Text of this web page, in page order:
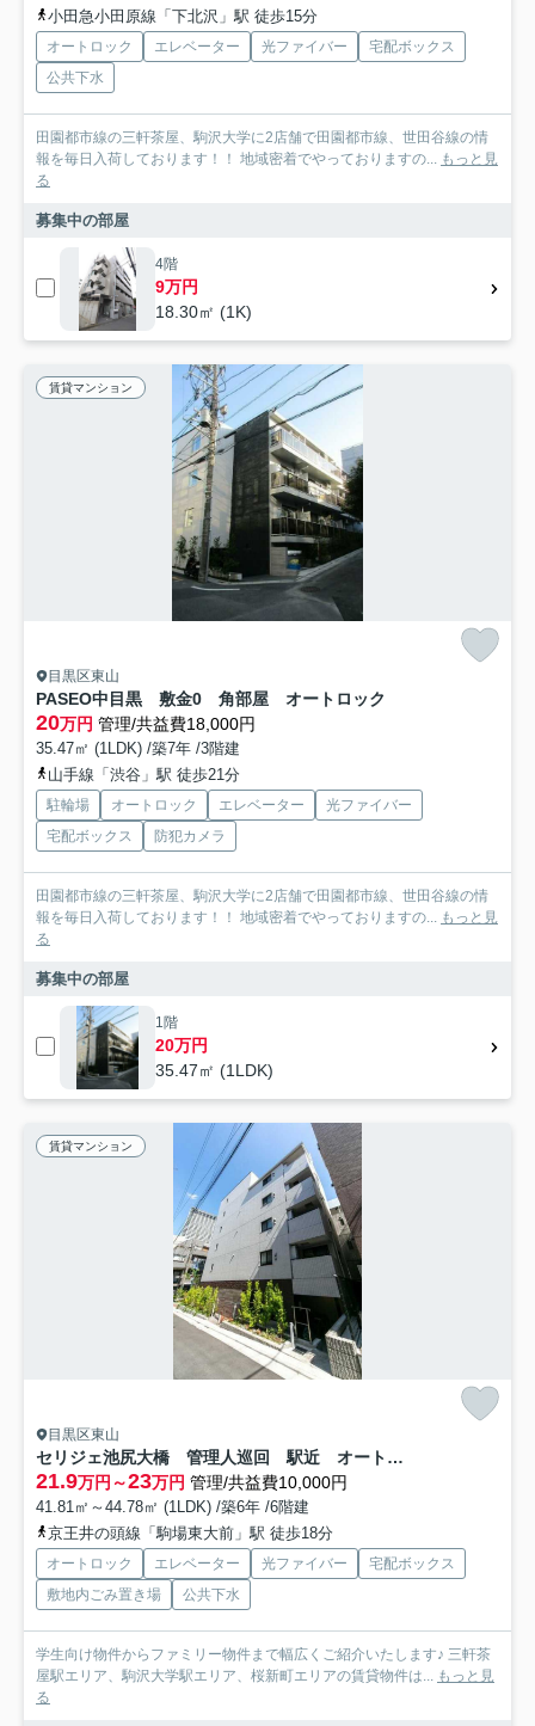
小田急小田原線「下北沢」駅 徒歩15分
オートロック エレベーター 光ファイバー
宅配ボックス
公共下水
田園都市線の三軒茶屋、駒沢大学に2店舗で田園都市線、世田谷線の情
報を毎日入荷しております！！ 地域密着でやっておりますの...
もっと見
る
募集中の部屋
4階
9万円
18.30㎡ (1K)
賃貸マンション
目黒区東山
PASEO中目黒 敷金0 角部屋 オートロック
20万円 管理/共益費18,000円
35.47㎡ (1LDK) /築7年 /3階建
山手線「渋谷」駅 徒歩21分
駐輪場 オートロック エレベーター
光ファイバー
宅配ボックス
防犯カメラ
田園都市線の三軒茶屋、駒沢大学に2店舗で田園都市線、世田谷線の情
報を毎日入荷しております！！ 地域密着でやっておりますの...
もっと見
る
募集中の部屋
1階
20万円
35.47㎡ (1LDK)
賃貸マンション
目黒区東山
セリジェ池尻大橋 管理人巡回 駅近 オートロック
21.9万円～23万円 管理/共益費10,000円
41.81㎡～44.78㎡ (1LDK) /築6年 /6階建
京王井の頭線「駒場東大前」駅 徒歩18分
オートロック エレベーター 光ファイバー
宅配ボックス
敷地内ごみ置き場
公共下水
学生向け物件からファミリー物件まで幅広くご紹介いたします♪ 三軒茶
屋駅エリア、駒沢大学駅エリア、桜新町エリアの賃貸物件は...
もっと見
る